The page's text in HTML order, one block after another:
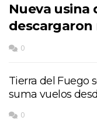
Nueva usina
descargaron
0
Tierra del Fuego
suma vuelos
0